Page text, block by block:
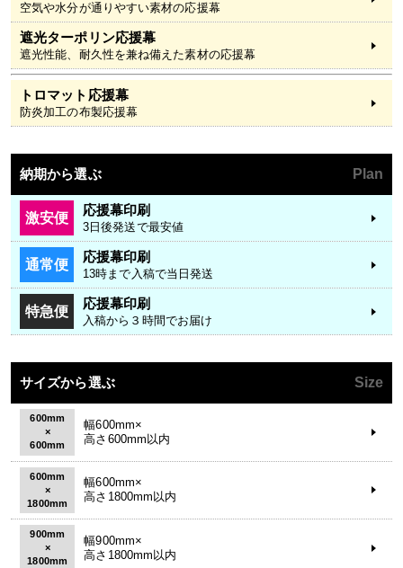
空気や水分が通りやすい素材の応援幕
遮光ターポリン応援幕
遮光性能、耐久性を兼ね備えた素材の応援幕
トロマット応援幕
防炎加工の布製応援幕
納期から選ぶ Plan
激安便 応援幕印刷
3日後発送で最安値
通常便 応援幕印刷
13時まで入稿で当日発送
特急便 応援幕印刷
入稿から３時間でお届け
サイズから選ぶ Size
600mm
×
600mm
幅600mm×
高さ600mm以内
600mm
×
1800mm
幅600mm×
高さ1800mm以内
900mm
×
1800mm
幅900mm×
高さ1800mm以内